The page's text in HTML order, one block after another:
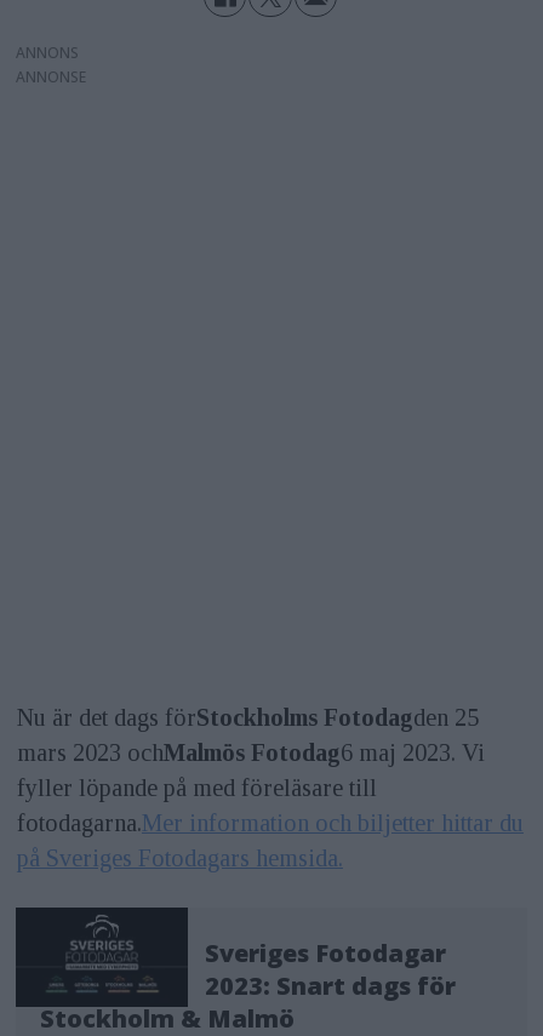
ANNONS
Nu är det dags förStockholms Fotodagden 25
mars 2023 ochMalmös Fotodag6 maj 2023. Vi
fyller löpande på med föreläsare till
fotodagarna.Mer information och biljetter hittar du
på Sveriges Fotodagars hemsida.
Sveriges Fotodagar
2023: Snart dags för
Stockholm & Malmö